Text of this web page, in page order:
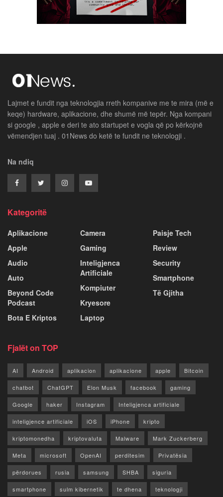
Lajmet e fundit nga teknologjia rreth kompanive me te mira (më e
keqe) hardware, aplikacione, dhe shumë më tepër. Nga kompani
si google , apple e deri te ato startupet e vogla që po kërkojnë
vëmendjen tuaj . 01News do ketë te fundit ne teknologji .
Na ndiq
Kategoritë
Aplikacione
Apple
Audio
Auto
Beyond Code
Podcast
Bota E Kriptos
Camera
Gaming
Inteligjenca
Artificiale
Kompiuter
Kryesore
Laptop
Paisje Tech
Review
Security
Smartphone
Të Gjitha
Fjalët on TOP
AI Android aplikacion aplikacione apple Bitcoin
chatbot ChatGPT Elon Musk facebook gaming
Google haker Instagram Inteligjenca artificiale
inteligjence artificiale iOS iPhone kripto
kriptomonedha kriptovaluta Malware Mark Zuckerberg
Meta microsoft OpenAI perditesim Privatësia
përdorues rusia samsung SHBA siguria
smartphone sulm kibernetik te dhena teknologji